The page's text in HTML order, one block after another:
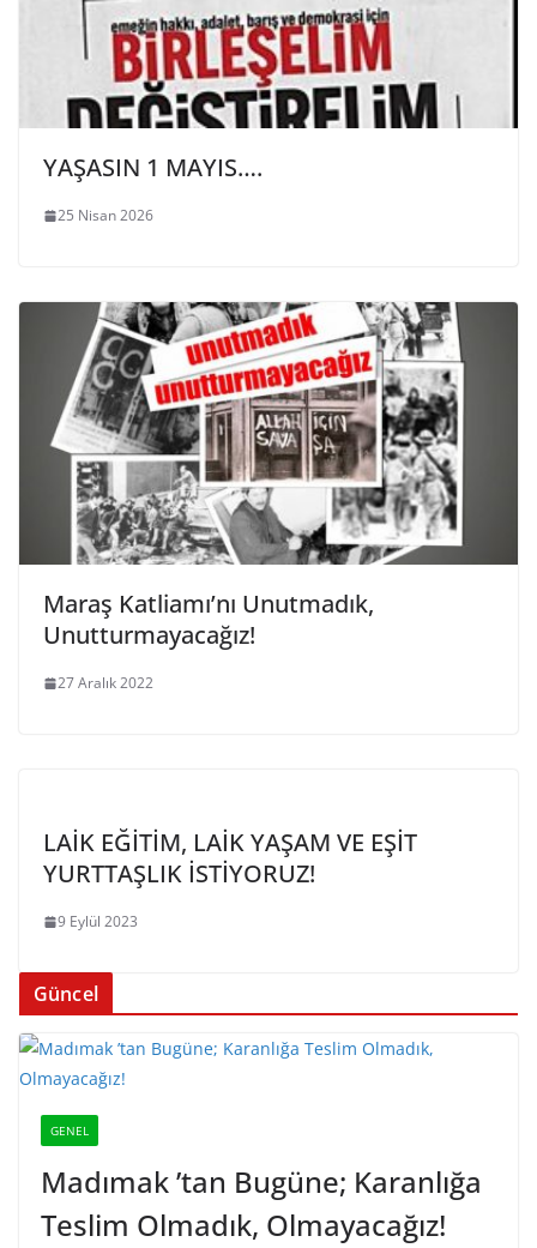
YAŞASIN 1 MAYIS….
25 Nisan 2026
Maraş Katliamı’nı Unutmadık,
Unutturmayacağız!
27 Aralık 2022
LAİK EĞİTİM, LAİK YAŞAM VE EŞİT
YURTTAŞLIK İSTİYORUZ!
9 Eylül 2023
Güncel
GENEL
Madımak ’tan Bugüne; Karanlığa
Teslim Olmadık, Olmayacağız!